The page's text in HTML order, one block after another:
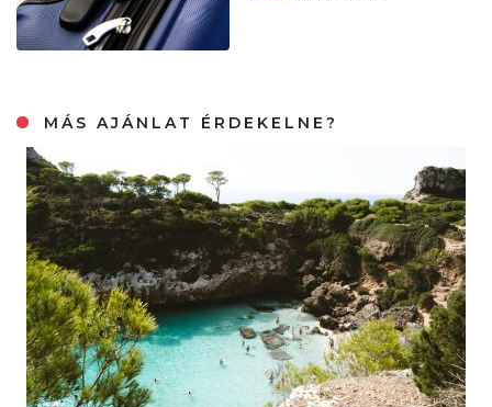
MÁS AJÁNLAT ÉRDEKELNE?